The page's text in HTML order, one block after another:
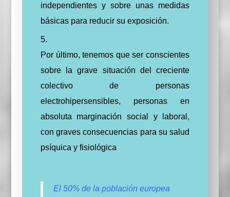
independientes y sobre unas medidas
básicas para reducir su exposición.
Por último, tenemos que ser conscientes
sobre la grave situación del creciente
colectivo de personas
electrohipersensibles, personas en
absoluta marginación social y laboral,
con graves consecuencias para su salud
psíquica y fisiológica
El 50% de la población europea